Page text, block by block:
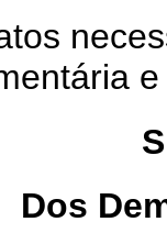
Dos